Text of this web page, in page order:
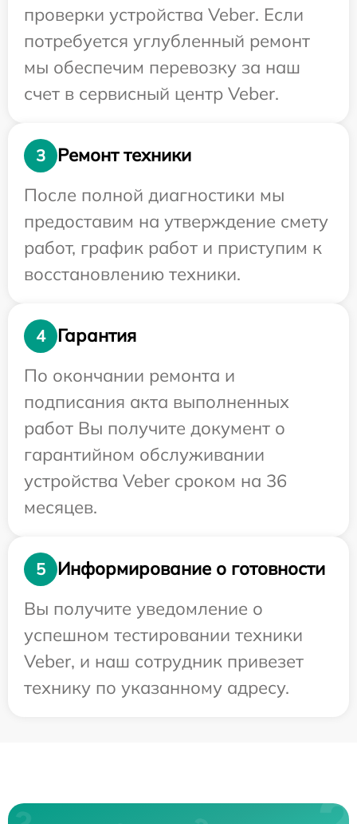
проверки устройства Veber. Если
потребуется углубленный ремонт
мы обеспечим перевозку за наш
счет в сервисный центр Veber.
3
Ремонт техники
После полной диагностики мы
предоставим на утверждение смету
работ, график работ и приступим к
восстановлению техники.
4
Гарантия
По окончании ремонта и
подписания акта выполненных
работ Вы получите документ о
гарантийном обслуживании
устройства Veber сроком на 36
месяцев.
5
Информирование о готовности
Вы получите уведомление о
успешном тестировании техники
Veber, и наш сотрудник привезет
технику по указанному адресу.